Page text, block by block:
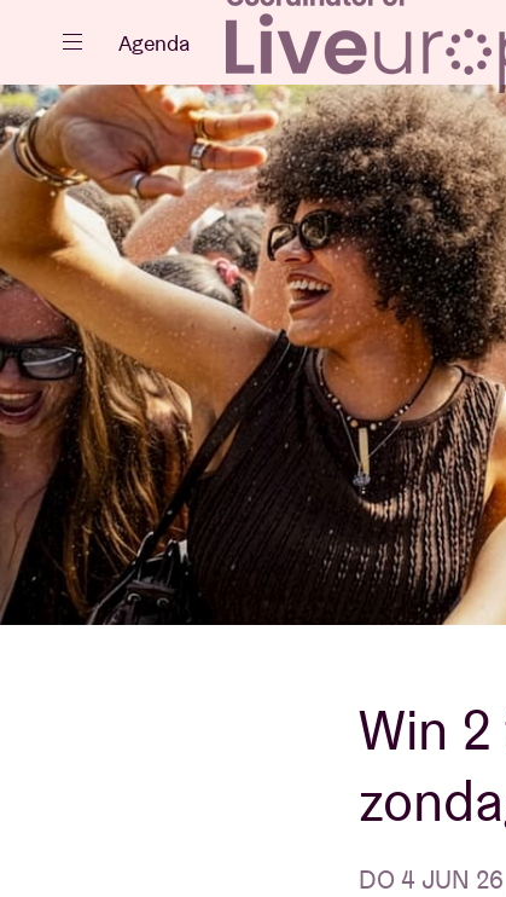
Sluiten
Agenda
Projecten
Nieuws
AB ❤ you
Agenda
Win
DO 4 JUN